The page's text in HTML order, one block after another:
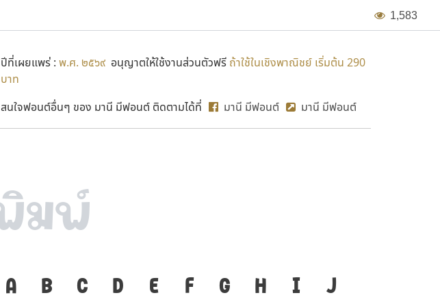
1,583
ปีที่เผยแพร่ : พ.ศ. ๒๕๖๙ อนุญาตให้ใช้งานส่วนตัวฟรี ถ้าใช้ในเชิงพาณิชย์ เริ่มต้น 290
บาท
สนใจฟอนต์อื่นๆ ของ มานี มีฟอนต์ ติดตามได้ที่ มานี มีฟอนต์ มานี มีฟอนต์
A B C D E F G H I
J
ภาษา คือ เครื่องมือสำคัญที่ทำให้ความ